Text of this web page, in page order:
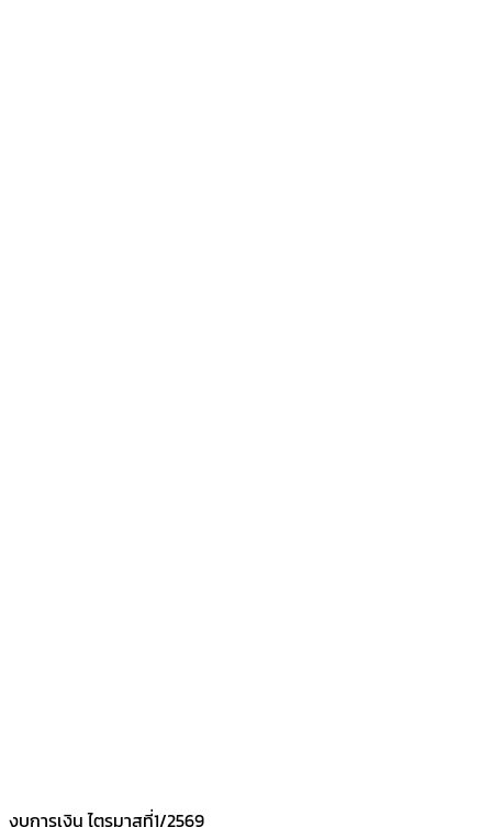
งบการเงิน ไตรมาสที่1/2569